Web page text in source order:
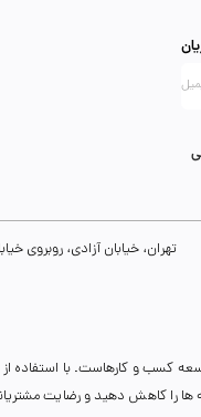
تهران، خیابان آزادی، روبروی خیابان دکتر قریب،
کسب و کارهاست. با استفاده
ها را کاهش دهید و رضایت